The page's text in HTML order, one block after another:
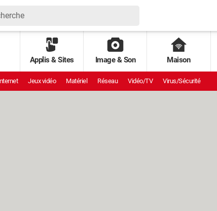
Applis & Sites Image & Son Maison
Jeux vidéo Matériel Réseau Vidéo/TV Virus/Sécurité